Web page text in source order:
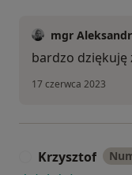
mgr
bardzo dziękuję
17 czerwca 2023
Krzysztof